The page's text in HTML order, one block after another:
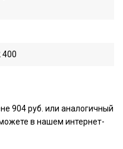
400
904 руб. или аналогичный
в нашем интернет-